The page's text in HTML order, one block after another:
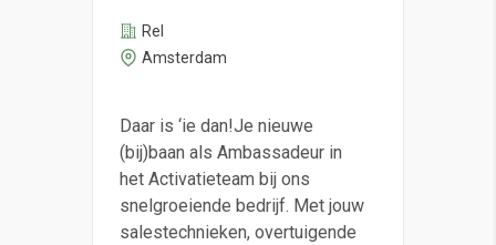
Rel
Amsterdam
Daar is ‘ie dan!Je nieuwe
(bij)baan als Ambassadeur in
het Activatieteam bij ons
snelgroeiende bedrijf. Met jouw
salestechnieken, overtuigende